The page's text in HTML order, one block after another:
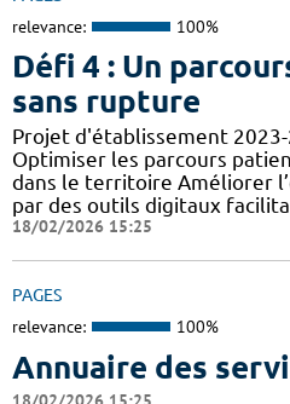
relevance: 100%
Défi 4 : Un
sans rupture
Projet d'établissement
Optimiser les parcours
dans le territoire Améliorer
par des outils digitaux
18/02/2026 15:25
PAGES
relevance: 100%
Annuaire des